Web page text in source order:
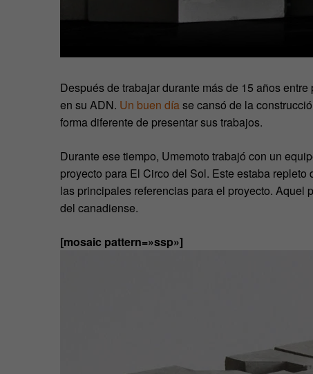
Después de trabajar durante más de 15 años
en su ADN. Un buen díase cansó de la
forma diferente de presentar sus trabajos.
Durante ese tiempo, Umemoto trabajó con un
proyecto para El Circo del Sol. Este estaba
las principales referencias para el proyecto. Aquel
del canadiense.
[mosaic pattern=»ssp»]